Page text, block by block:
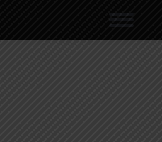
Recherche